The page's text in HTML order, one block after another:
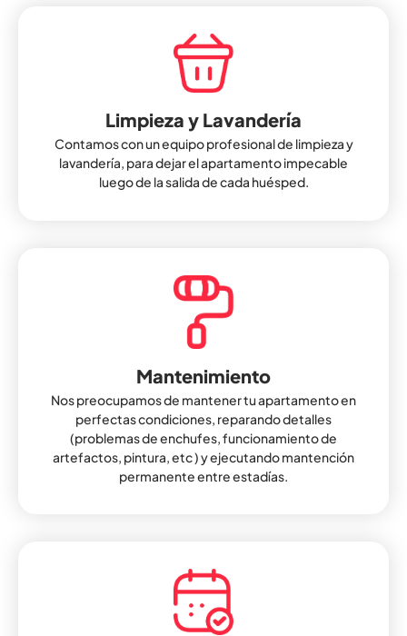
Limpieza y Lavandería
Contamos con un equipo profesional de limpieza y
lavandería, para dejar el apartamento impecable
luego de la salida de cada huésped.
Mantenimiento
Nos preocupamos de mantener tu apartamento en
perfectas condiciones, reparando detalles
(problemas de enchufes, funcionamiento de
artefactos, pintura, etc ) y ejecutando mantención
permanente entre estadías.